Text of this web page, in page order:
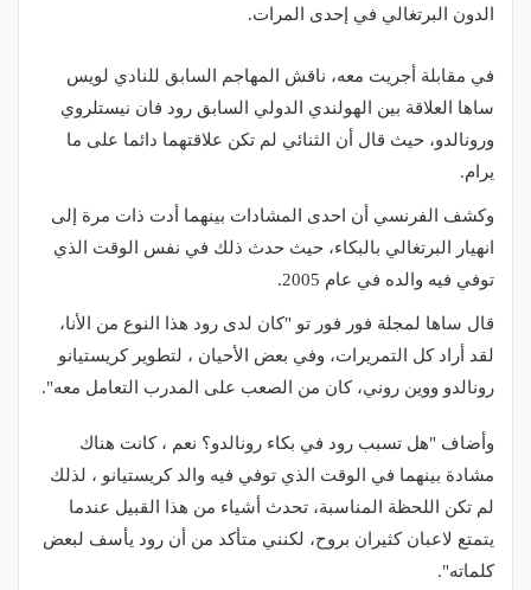
الدون البرتغالي في إحدى المرات.
في مقابلة أجريت معه، ناقش المهاجم السابق للنادي لويس
ساها العلاقة بين الهولندي الدولي السابق رود فان نيستلروي
ورونالدو، حيث قال أن الثنائي لم تكن علاقتهما دائما على ما
يرام.
وكشف الفرنسي أن احدى المشادات بينهما أدت ذات مرة إلى
انهيار البرتغالي بالبكاء، حيث حدث ذلك في نفس الوقت الذي
توفي فيه والده في عام 2005.
قال ساها لمجلة فور فور تو "كان لدى رود هذا النوع من الأنا،
لقد أراد كل التمريرات، وفي بعض الأحيان ، لتطوير كريستيانو
رونالدو ووين روني، كان من الصعب على المدرب التعامل معه".
وأضاف "هل تسبب رود في بكاء رونالدو؟ نعم ، كانت هناك
مشادة بينهما في الوقت الذي توفي فيه والد كريستيانو ، لذلك
لم تكن اللحظة المناسبة، تحدث أشياء من هذا القبيل عندما
يتمتع لاعبان كثيران بروح، لكنني متأكد من أن رود يأسف لبعض
كلماته".